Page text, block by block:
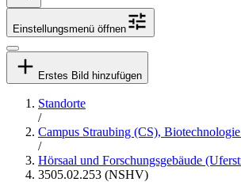
Einstellungsmenü öffnen
Erstes Bild hinzufügen
Standorte
/
Campus Straubing (CS),
/
Hörsaal und Forschungsgebäude
3505.02.253 (NSHV)